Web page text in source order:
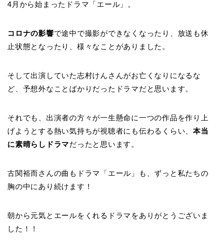
4月から始まったドラマ「エール」。
コロナの影響で途中で撮影ができなくなったり、放送も休
止状態となったり、様々なことがありました。
そして出演していた志村けんさんがお亡くなりになるな
ど、予想外なことばかりだったドラマだと思います。
それでも、出演者の方々が一生懸命に一つの作品を作り上
げようとする熱い気持ちが視聴者にも伝わるくらい、本当
に素晴らしドラマだったと思います。
古関裕而さんの曲もドラマ「エール」も、ずっと私たちの
胸の中にあり続けます！
朝から元気とエールをくれるドラマをありがとうございま
した！！